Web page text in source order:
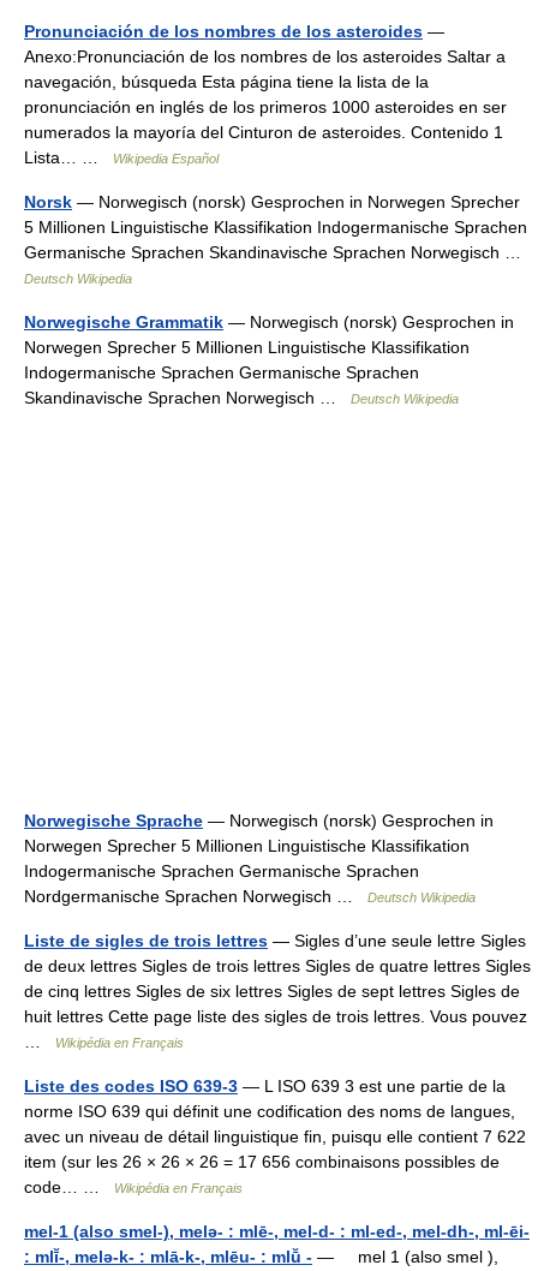
Pronunciación de los nombres de los asteroides —
Anexo:Pronunciación de los nombres de los asteroides Saltar a
navegación, búsqueda Esta página tiene la lista de la
pronunciación en inglés de los primeros 1000 asteroides en ser
numerados la mayoría del Cinturon de asteroides. Contenido 1
Lista… …
Wikipedia Español
Norsk — Norwegisch (norsk) Gesprochen in Norwegen Sprecher
5 Millionen Linguistische Klassifikation Indogermanische Sprachen
Germanische Sprachen Skandinavische Sprachen Norwegisch …
Deutsch Wikipedia
Norwegische Grammatik — Norwegisch (norsk) Gesprochen in
Norwegen Sprecher 5 Millionen Linguistische Klassifikation
Indogermanische Sprachen Germanische Sprachen
Skandinavische Sprachen Norwegisch …
Deutsch Wikipedia
Norwegische Sprache — Norwegisch (norsk) Gesprochen in
Norwegen Sprecher 5 Millionen Linguistische Klassifikation
Indogermanische Sprachen Germanische Sprachen
Nordgermanische Sprachen Norwegisch …
Deutsch Wikipedia
Liste de sigles de trois lettres — Sigles d’une seule lettre Sigles
de deux lettres Sigles de trois lettres Sigles de quatre lettres Sigles
de cinq lettres Sigles de six lettres Sigles de sept lettres Sigles de
huit lettres Cette page liste des sigles de trois lettres. Vous pouvez
Wikipédia en Français
Liste des codes ISO 639-3 — L ISO 639 3 est une partie de la
norme ISO 639 qui définit une codification des noms de langues,
avec un niveau de détail linguistique fin, puisqu elle contient 7 622
item (sur les 26 × 26 × 26 = 17 656 combinaisons possibles de
code… …
Wikipédia en Français
mel-1 (also smel-), melǝ- : mlē-, mel-d- : ml-ed-, mel-dh-, ml-ēi-
: mlī̆-, melǝ-k- : mlā-k-, mlēu- : mlū̆ - — mel 1 (also smel ),